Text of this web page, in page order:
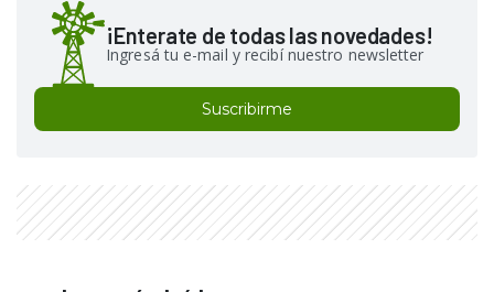
¡Enterate de todas las novedades!
Ingresá tu e-mail y recibí nuestro newsletter
Suscribirme